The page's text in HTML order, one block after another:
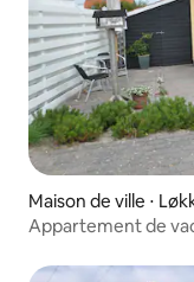
Maison de ville ⋅
Appartement de